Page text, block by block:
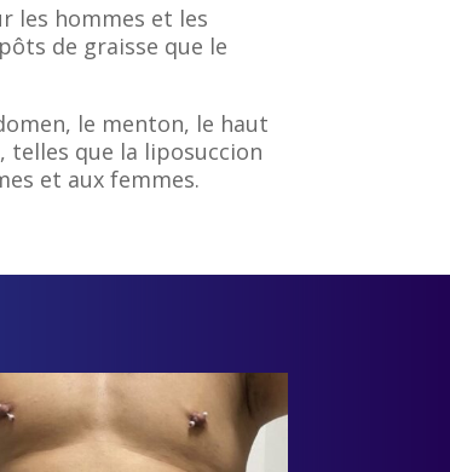
les hommes et les
de graisse que le
le menton, le haut
telles que la liposuccion
et aux femmes.